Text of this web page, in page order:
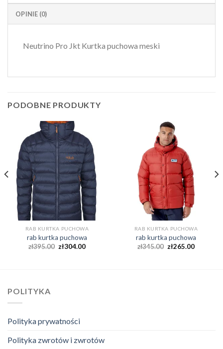
OPINIE (0)
Neutrino Pro Jkt Kurtka puchowa meski
PODOBNE PRODUKTY
RAB KURTKA PUCHOWA
rab kurtka puchowa
zł395.00 zł304.00
RAB KURTKA PUCHOWA
rab kurtka puchowa
zł345.00 zł265.00
POLITYKA
Polityka prywatności
Polityka zwrotów i zwrotów